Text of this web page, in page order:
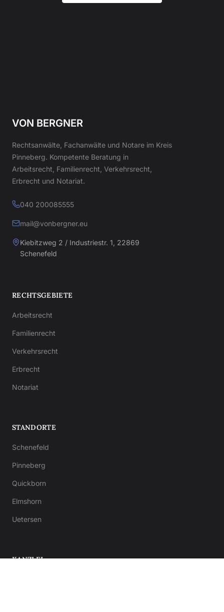
VON BERGNER
Rechtsanwälte, Fachanwälte und Notare im Kreis
Pinneberg. Kompetente Beratung in
Arbeitsrecht, Familienrecht, Verkehrsrecht,
Erbrecht und Notariat.
040 200085555
mail@vonbergner.eu
Kiebitzweg 2 / Industriestr. 1, 22869
Schenefeld
RECHTSGEBIETE
Arbeitsrecht
Familienrecht
Verkehrsrecht
Erbrecht
Notariat
STANDORTE
Schenefeld
Pinneberg
Quickborn
Elmshorn
Uetersen
KANZLEI